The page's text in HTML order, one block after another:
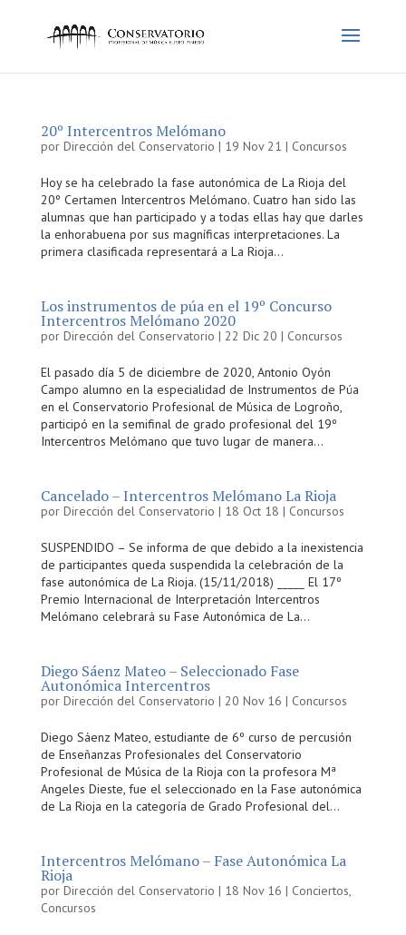
20º Intercentros Melómano
por Dirección del Conservatorio | 19 Nov 21 | Concursos
Hoy se ha celebrado la fase autonómica de La Rioja del
20º Certamen Intercentros Melómano. Cuatro han sido las
alumnas que han participado y a todas ellas hay que darles
la enhorabuena por sus magníficas interpretaciones. La
primera clasificada representará a La Rioja...
Los instrumentos de púa en el 19º Concurso
Intercentros Melómano 2020
por Dirección del Conservatorio | 22 Dic 20 | Concursos
El pasado día 5 de diciembre de 2020, Antonio Oyón
Campo alumno en la especialidad de Instrumentos de Púa
en el Conservatorio Profesional de Música de Logroño,
participó en la semifinal de grado profesional del 19º
Intercentros Melómano que tuvo lugar de manera...
Cancelado – Intercentros Melómano La Rioja
por Dirección del Conservatorio | 18 Oct 18 | Concursos
SUSPENDIDO – Se informa de que debido a la inexistencia
de participantes queda suspendida la celebración de la
fase autonómica de La Rioja. (15/11/2018) _____ El 17º
Premio Internacional de Interpretación Intercentros
Melómano celebrará su Fase Autonómica de La...
Diego Sáenz Mateo – Seleccionado Fase
Autonómica Intercentros
por Dirección del Conservatorio | 20 Nov 16 | Concursos
Diego Sáenz Mateo, estudiante de 6º curso de percusión
de Enseñanzas Profesionales del Conservatorio
Profesional de Música de la Rioja con la profesora Mª
Angeles Dieste, fue el seleccionado en la Fase autonómica
de La Rioja en la categoría de Grado Profesional del...
Intercentros Melómano – Fase Autonómica La
Rioja
por Dirección del Conservatorio | 18 Nov 16 | Conciertos,
Concursos